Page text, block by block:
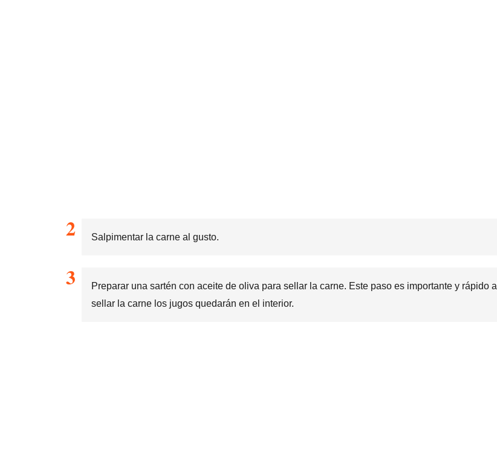
Salpimentar la carne al gusto.
Preparar una sartén con aceite de oliva para sellar la carne. Este paso es importante y rápido al
sellar la carne los jugos quedarán en el interior.